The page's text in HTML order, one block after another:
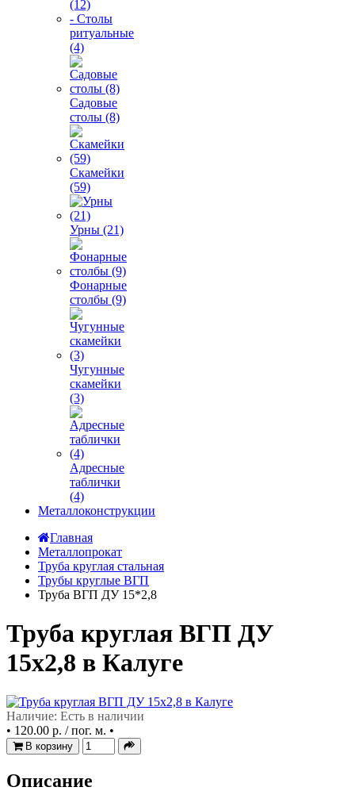
(12)
- Столы
ритуальные
(4)
Садовые
столы (8)
Скамейки
(59)
Урны (21)
Фонарные
столбы (9)
Чугунные
скамейки
(3)
Адресные
таблички
(4)
Металлоконструкции
Главная
Металлопрокат
Труба круглая стальная
Трубы круглые ВГП
Труба ВГП ДУ 15*2,8
Труба круглая ВГП ДУ
15х2,8 в Калуге
Наличие: Есть в наличии
• 120.00 р. / пог. м. •
В корзину
Описание